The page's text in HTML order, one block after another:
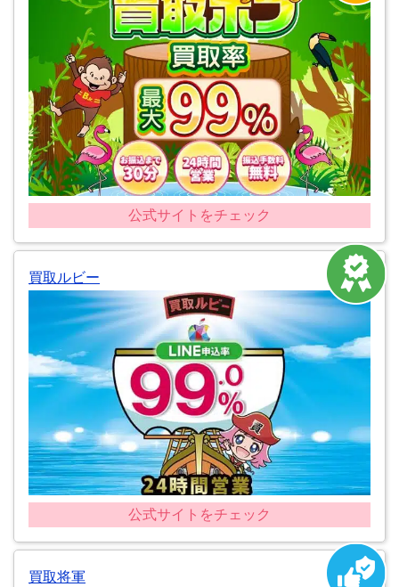
公式サイトをチェック
買取ルビー
公式サイトをチェック
買取将軍